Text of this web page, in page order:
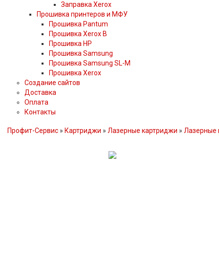
Заправка Xerox
Прошивка принтеров и МФУ
Прошивка Pantum
Прошивка Xerox B
Прошивка HP
Прошивка Samsung
Прошивка Samsung SL-M
Прошивка Xerox
Создание сайтов
Доставка
Оплата
Контакты
Профит-Сервис » Картриджи » Лазерные картриджи » Лазерные